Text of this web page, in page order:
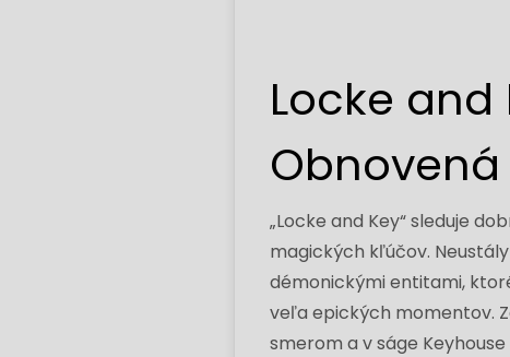
Locke and
„Locke and Key“ sleduje
magických kľúčov.
démonickými entitami,
veľa epických momentov.
smerom a v ságe